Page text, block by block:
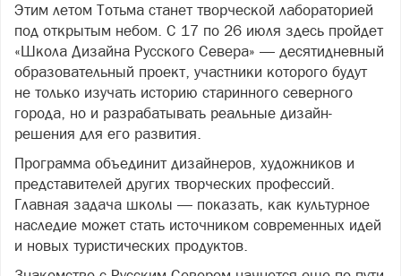
Этим летом Тотьма станет творческой лабораторией
под открытым небом. С 17 по 26 июля здесь пройдет
«Школа Дизайна Русского Севера» — десятидневный
образовательный проект, участники которого будут
не только изучать историю старинного северного
города, но и разрабатывать реальные дизайн-
решения для его развития.
Программа объединит дизайнеров, художников и
представителей других творческих профессий.
Главная задача школы — показать, как культурное
наследие может стать источником современных идей
и новых туристических продуктов.